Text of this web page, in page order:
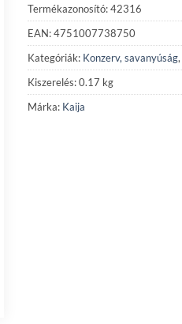
Termékazonosító: 42316
EAN: 4751007738750
Kategóriák: Konzerv, savanyúság,
Kiszerelés: 0.17 kg
Márka: Kaija